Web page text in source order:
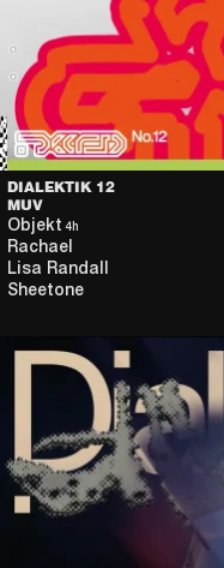
DIALEKTIK 12
MUV
Objekt 4h
Rachael
Lisa Randall
Sheetone